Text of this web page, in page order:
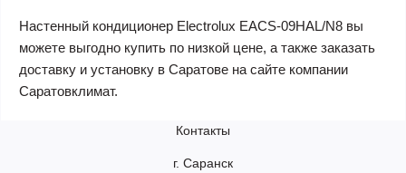
Настенный кондиционер Electrolux EACS-09HAL/N8 вы
можете выгодно купить по низкой цене, а также заказать
доставку и установку в Саратове на сайте компании
Саратовклимат.
Контакты
г. Саранск